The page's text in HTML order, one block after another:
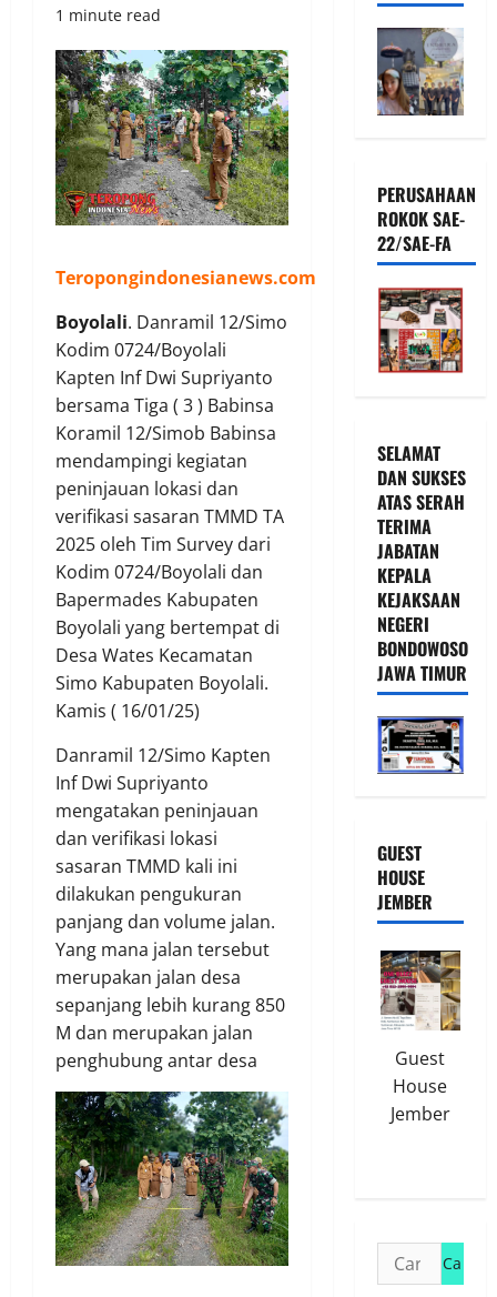
1 minute read
Teropongindonesianews.com
Boyolali. Danramil 12/Simo
Kodim 0724/Boyolali
Kapten Inf Dwi Supriyanto
bersama Tiga ( 3 ) Babinsa
Koramil 12/Simob Babinsa
mendampingi kegiatan
peninjauan lokasi dan
verifikasi sasaran TMMD TA
2025 oleh Tim Survey dari
Kodim 0724/Boyolali dan
Bapermades Kabupaten
Boyolali yang bertempat di
Desa Wates Kecamatan
Simo Kabupaten Boyolali.
Kamis ( 16/01/25)
Danramil 12/Simo Kapten
Inf Dwi Supriyanto
mengatakan peninjauan
dan verifikasi lokasi
sasaran TMMD kali ini
dilakukan pengukuran
panjang dan volume jalan.
Yang mana jalan tersebut
merupakan jalan desa
sepanjang lebih kurang 850
M dan merupakan jalan
penghubung antar desa
PERUSAHAAN
ROKOK SAE-
22/SAE-FA
SELAMAT
DAN SUKSES
ATAS SERAH
TERIMA
JABATAN
KEPALA
KEJAKSAAN
NEGERI
BONDOWOSO
JAWA TIMUR
GUEST
HOUSE
JEMBER
Guest
House
Jember
Cari
untuk: